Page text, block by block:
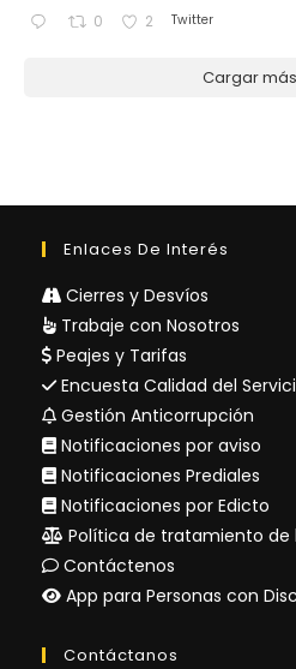
0 2 Twitter
Cargar
Enlaces De Interés
Cierres y Desvíos
Trabaje con Nosotros
Peajes y Tarifas
Encuesta Calidad del
Gestión Anticorrupción
Notificaciones por aviso
Notificaciones Prediales
Notificaciones por Edicto
Política de tratamiento de
Contáctenos
App para Personas con
Contáctanos